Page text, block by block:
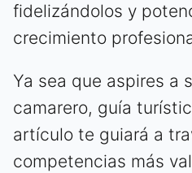
fidelizándolos y
crecimiento
Ya sea que aspires a
camarero, guía
artículo te guiará a
competencias más